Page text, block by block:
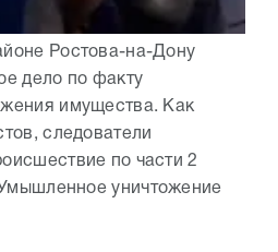
Ростова-на-Дону
дело по факту
имущества. Как
следователи
по части 2
уничтожение